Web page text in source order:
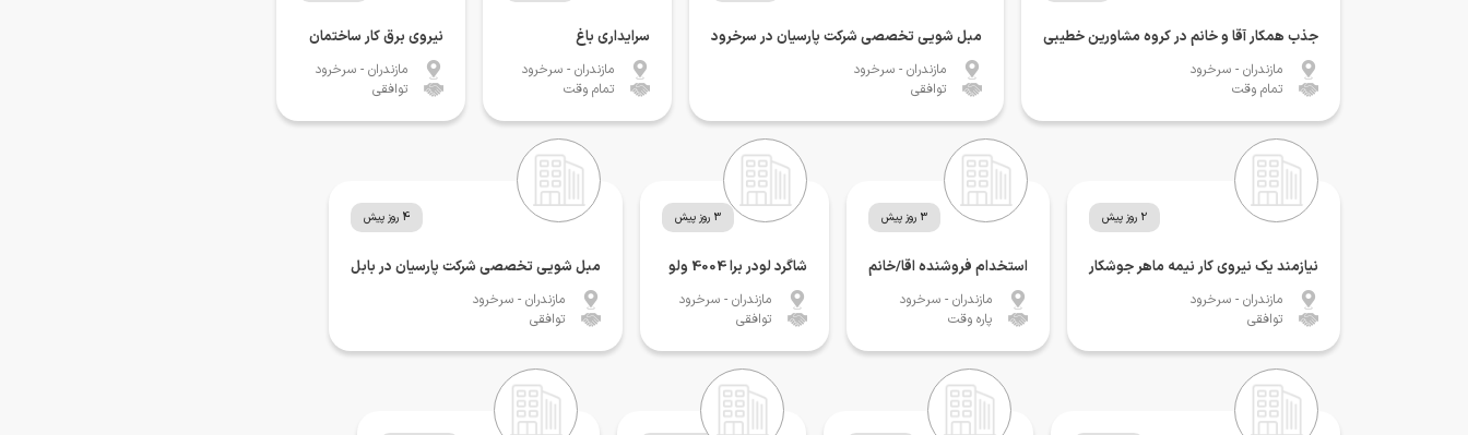
جذب همکار آقا و خانم در کروه مشاورین خطیبی
مازندران - سرخرود
تمام وقت
مبل شویی تخصصی شرکت پارسیان در سرخرود
مازندران - سرخرود
توافقی
سرایداری باغ
مازندران - سرخرود
تمام وقت
نیروی برق کار ساختمان
مازندران - سرخرود
توافقی
2 روز پیش
نیازمند یک نیروی کار نیمه ماهر جوشکار
مازندران - سرخرود
توافقی
3 روز پیش
استخدام فروشنده اقا/خانم
مازندران - سرخرود
پاره وقت
3 روز پیش
شاگرد لودر برا 4004 ولو
مازندران - سرخرود
توافقی
4 روز پیش
مبل شویی تخصصی شرکت پارسیان در بابل
مازندران - سرخرود
توافقی